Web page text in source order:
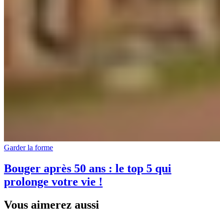
Garder la forme
Bouger après 50 ans : le top 5 qui
prolonge votre vie !
Vous aimerez aussi